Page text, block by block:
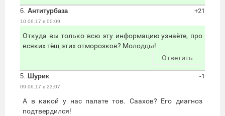
6. Антитурбаза
10.06.17 в 00:09
+21
Откуда вы только всю эту информацию узнаёте, про
всяких тёщ этих отморозков? Молодцы!
Ответить
5. Шурик
09.06.17 в 23:07
-1
А в какой у нас палате тов. Саахов? Его диагноз
подтвердился!